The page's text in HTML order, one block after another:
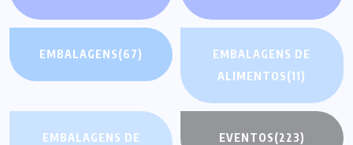
EMBALAGENS(67)
EMBALAGENS DE
ALIMENTOS(11)
EMBALAGENS DE
EVENTOS(223)